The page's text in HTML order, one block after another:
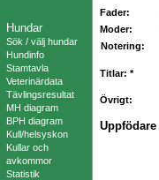
Hundar
Sök / välj hundar
Hundinfo
Stamtavla
Veterinärdata
Tävlingsresultat
MH diagram
BPH diagram
Kull/helsyskon
Kullar och
avkommor
Statistik
Fader:
Moder:
Notering:
Titlar: *
Övrigt: